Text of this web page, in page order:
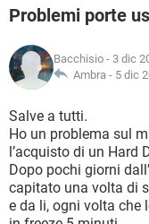
INSTAGRAM
TIKTOK
HARDWARE
INSTAGRAM
TIKTOK
HARDWARE
COVID-19
INTRATTENIMENTO
iOS
INSTAGRAM
TIKTOK
HARDWARE
COVID-19
INTRATTENIMENTO
iOS
INSTAGRAM
TIKTOK
HARDWARE
GLOSSARIO
COVID-19
INTRATTENIMENTO
iOS
INSTAGRAM
Problemi porte
Bacchisio - 3 dic
Ambra - 5 dic
Salve a tutti.
Ho un problema sul
l’acquisto di un Hard
Dopo pochi giorni
capitato una volta di
e da li, ogni volta che